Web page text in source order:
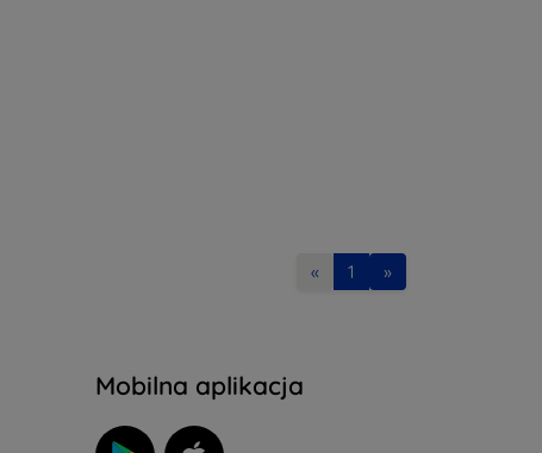
« 1 »
Mobilna aplikacja